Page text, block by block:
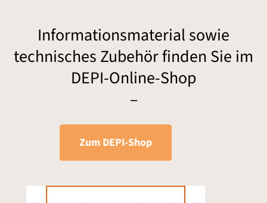
Informationsmaterial sowie
technisches Zubehör finden Sie im
DEPI-Online-Shop
–
Zum DEPI-Shop